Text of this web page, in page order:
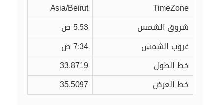
TimeZone
Asia/Beirut
شروق الشمس
5:53 ص
غروب الشمس
7:34 ص
خط الطول
33.8719
خط العرض
35.5097